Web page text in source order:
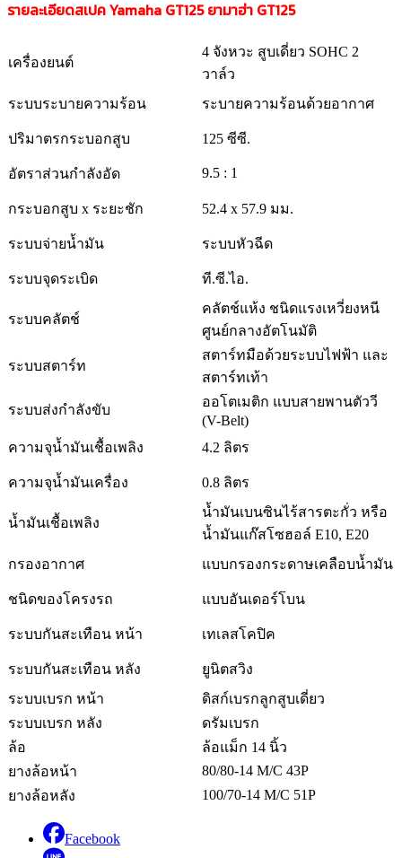
รายละเอียดสเปค Yamaha GT125 ยามาฮ่า GT125
เครื่องยนต์
4 จังหวะ สูบเดี่ยว SOHC 2
วาล์ว
ระบบระบายความร้อน
ระบายความร้อนด้วยอากาศ
ปริมาตรกระบอกสูบ 125 ซีซี.
อัตราส่วนกำลังอัด 9.5 : 1
กระบอกสูบ x ระยะชัก 52.4 x 57.9 มม.
ระบบจ่ายน้ำมัน ระบบหัวฉีด
ระบบจุดระเบิด ที.ซี.ไอ.
ระบบคลัตช์
คลัตช์แห้ง ชนิดแรงเหวี่ยงหนี
ศูนย์กลางอัตโนมัติ
ระบบสตาร์ท
สตาร์ทมือด้วยระบบไฟฟ้า และ
สตาร์ทเท้า
ระบบส่งกำลังขับ
ออโตเมติก แบบสายพานตัววี
(V-Belt)
ความจุน้ำมันเชื้อเพลิง
4.2 ลิตร
ความจุน้ำมันเครื่อง 0.8 ลิตร
น้ำมันเชื้อเพลิง
น้ำมันเบนซินไร้สารตะกั่ว หรือ
น้ำมันแก๊สโซฮอล์ E10, E20
กรองอากาศ
แบบกรองกระดาษเคลือบน้ำมัน
ชนิดของโครงรถ แบบอันเดอร์โบน
ระบบกันสะเทือน หน้า เทเลสโคปิค
ระบบกันสะเทือน หลัง
ยูนิตสวิง
ระบบเบรก หน้า
ดิสก์เบรกลูกสูบเดี่ยว
ระบบเบรก หลัง
ดรัมเบรก
ล้อ
ล้อแม็ก 14 นิ้ว
ยางล้อหน้า
80/80-14 M/C 43P
ยางล้อหลัง
100/70-14 M/C 51P
Facebook